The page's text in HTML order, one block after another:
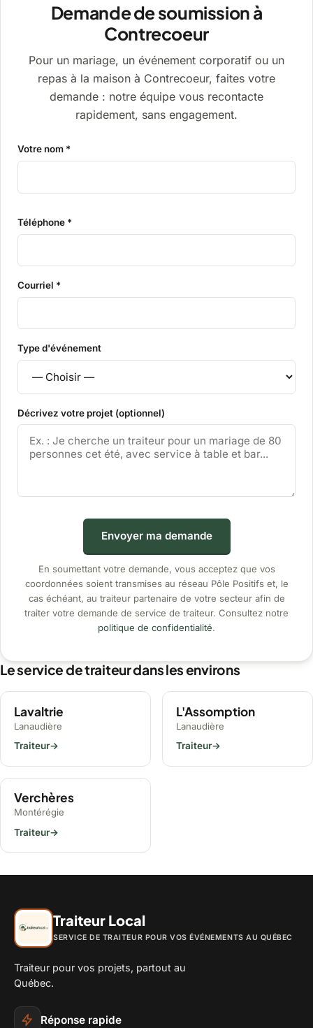
Demande de soumission à
Contrecoeur
Pour un mariage, un événement corporatif ou un
repas à la maison à Contrecoeur, faites votre
demande : notre équipe vous recontacte
rapidement, sans engagement.
Votre nom *
Téléphone *
Courriel *
Type d'événement
Décrivez votre projet (optionnel)
Envoyer ma demande
En soumettant votre demande, vous acceptez que vos
coordonnées soient transmises au réseau Pôle Positifs et, le
cas échéant, au traiteur partenaire de votre secteur afin de
traiter votre demande de service de traiteur. Consultez notre
politique de confidentialité.
Le service de traiteur dans les environs
Lavaltrie
Lanaudière
Traiteur→
L'Assomption
Lanaudière
Traiteur→
Verchères
Montérégie
Traiteur→
Traiteur Local
SERVICE DE TRAITEUR POUR VOS ÉVÉNEMENTS AU QUÉBEC
Traiteur pour vos projets, partout au
Québec.
Réponse rapide